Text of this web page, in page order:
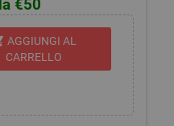
€50
AGGIUNGI AL
CARRELLO